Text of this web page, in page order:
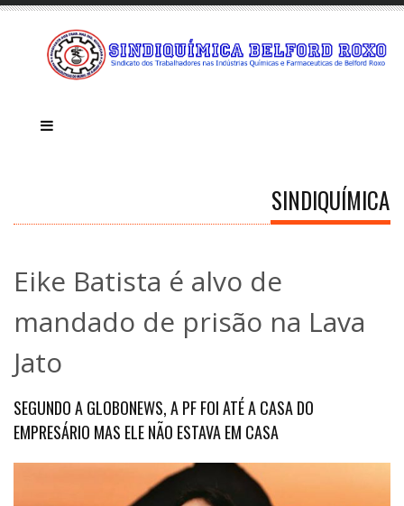
SINDIQUÍMICA
Eike Batista é alvo de
mandado de prisão na Lava
Jato
SEGUNDO A GLOBONEWS, A PF FOI ATÉ A CASA DO
EMPRESÁRIO MAS ELE NÃO ESTAVA EM CASA